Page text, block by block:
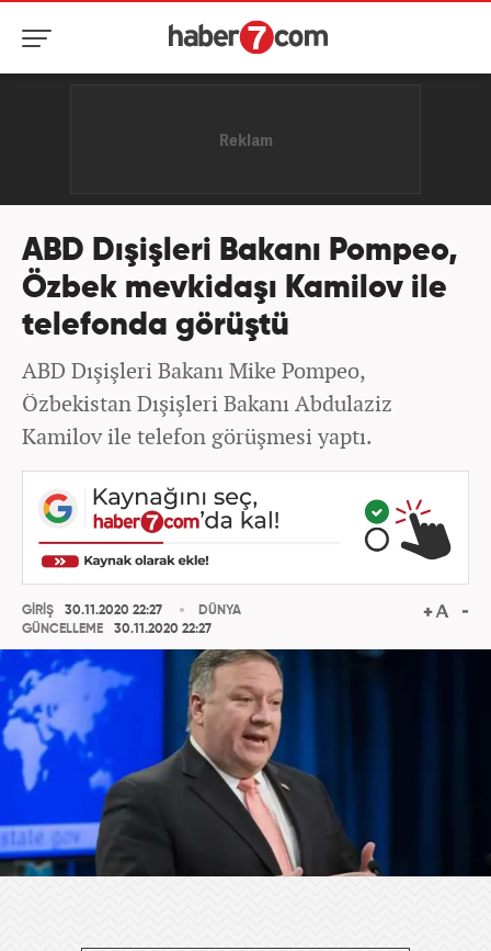
ABD Dışişleri Bakanı Pompeo,
Özbek mevkidaşı Kamilov ile
telefonda görüştü
ABD Dışişleri Bakanı Mike Pompeo,
Özbekistan Dışişleri Bakanı Abdulaziz
Kamilov ile telefon görüşmesi yaptı.
GİRİŞ
30.11.2020 22:27
GÜNCELLEME
30.11.2020 22:27
DÜNYA